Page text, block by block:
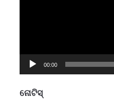
00:00
ନୋଟିସ୍